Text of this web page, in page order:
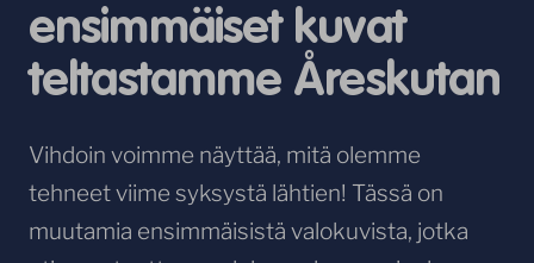
ensimmäiset kuvat
teltastamme Åreskutan
Vihdoin voimme näyttää, mitä olemme
tehneet viime syksystä lähtien! Tässä on
muutamia ensimmäisistä valokuvista, jotka